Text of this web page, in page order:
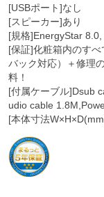
[USBポート]なし
[スピーカー]あり
[規格]EnergyStar
[保証]化粧箱内のす
バック対応）＋修理
料！
[付属ケーブル]Dsub
udio cable
[本体寸法